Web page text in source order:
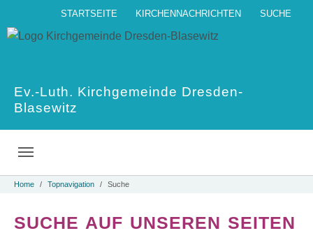
Skip to main navigation
Skip to main content
Skip to page footer
STARTSEITE KIRCHENNACHRICHTEN SUCHE
Ev.-Luth. Kirchgemeinde Dresden-
Blasewitz
You are here:
Home Topnavigation Suche
SUCHE AUF UNSEREN SEITEN